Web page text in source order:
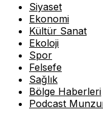
Siyaset
Ekonomi
Kültür Sanat
Ekoloji
Spor
Felsefe
Sağlık
Bölge Haberleri
Podcast